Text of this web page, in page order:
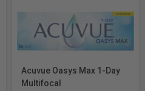
Acuvue Oasys Max 1-Day
Multifocal